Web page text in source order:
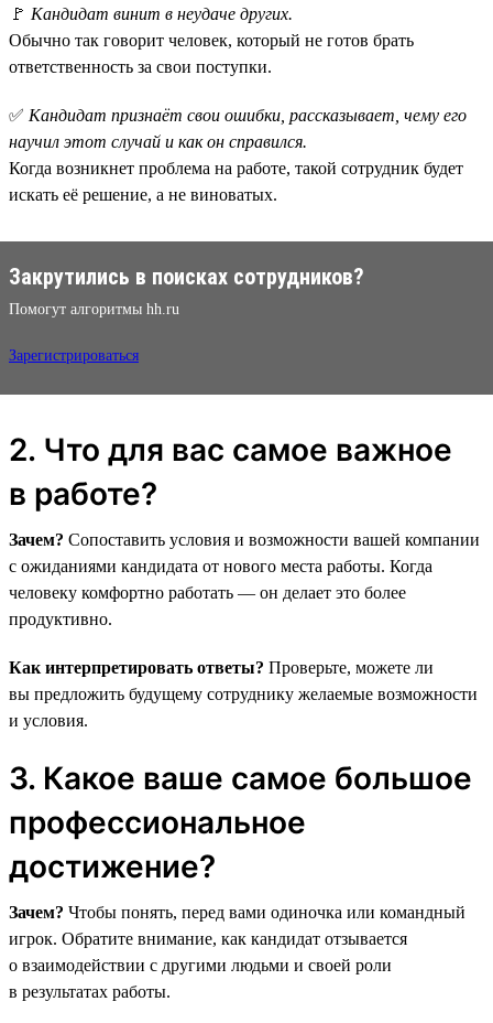
🚩 Кандидат винит в неудаче других.
Обычно так говорит человек, который не готов брать
ответственность за свои поступки.
✅ Кандидат признаёт свои ошибки, рассказывает, чему его
научил этот случай и как он справился.
Когда возникнет проблема на работе, такой сотрудник будет
искать её решение, а не виноватых.
Закрутились в поисках сотрудников?
Помогут алгоритмы hh.ru
Зарегистрироваться
2. Что для вас самое важное
в работе?
Зачем? Сопоставить условия и возможности вашей компании
с ожиданиями кандидата от нового места работы. Когда
человеку комфортно работать — он делает это более
продуктивно.
Как интерпретировать ответы? Проверьте, можете ли
вы предложить будущему сотруднику желаемые возможности
и условия.
3. Какое ваше самое большое
профессиональное
достижение?
Зачем? Чтобы понять, перед вами одиночка или командный
игрок. Обратите внимание, как кандидат отзывается
о взаимодействии с другими людьми и своей роли
в результатах работы.